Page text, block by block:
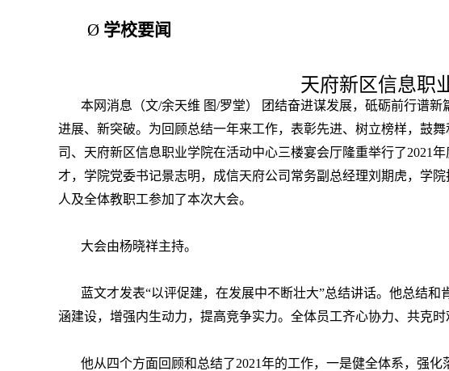
Ø 学校要闻
天府新区信息职
本网消息（文/余天维 图/罗堂） 团结奋进谋发展，砥砺前行谱
进展、新突破。为回顾总结一年来工作，表彰先进、树立榜样，鼓
司、天府新区信息职业学院在活动中心三楼宴会厅隆重举行了2021
才，学院党委书记景志明，成信天府公司常务副总经理刘期虎，学
人及全体教职工参加了本次大会。
大会由杨晓祥主持。
蓝文才发表“以评促建，在发展中不断壮大”总结讲话。他总结
涵建设，增强内生动力，提高竞争实力。全体员工齐心协力、共克时
他从四个方面回顾和总结了2021年的工作，一是健全体系，强